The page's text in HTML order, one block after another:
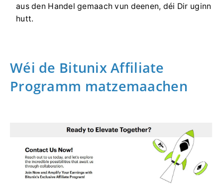
aus den Handel gemaach vun deenen, déi Dir uginn
hutt.
Wéi de Bitunix Affiliate
Programm matzemaachen